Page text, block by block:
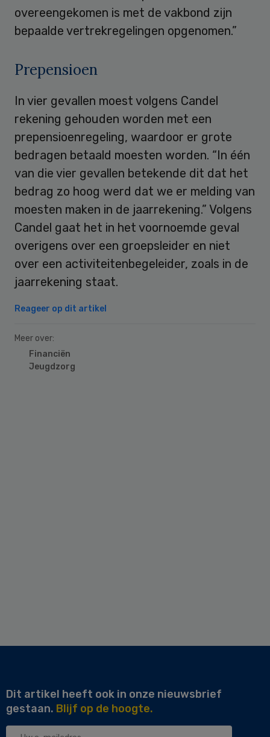
overeengekomen is met de vakbond zijn
bepaalde vertrekregelingen opgenomen.”
Prepensioen
In vier gevallen moest volgens Candel
rekening gehouden worden met een
prepensioenregeling, waardoor er grote
bedragen betaald moesten worden. “In één
van die vier gevallen betekende dit dat het
bedrag zo hoog werd dat we er melding van
moesten maken in de jaarrekening.” Volgens
Candel gaat het in het voornoemde geval
overigens over een groepsleider en niet
over een activiteitenbegeleider, zoals in de
jaarrekening staat.
Reageer op dit artikel
Meer over:
Financiën
Jeugdzorg
Dit artikel heeft ook in onze nieuwsbrief
gestaan. Blijf op de hoogte.
Uw